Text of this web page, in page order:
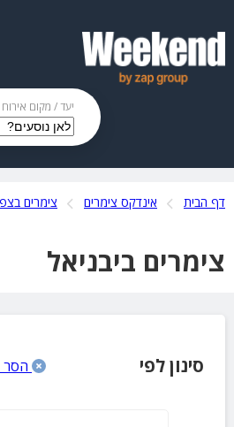
יעד / מקום אירוח
דף הבית אינדקס צימרים צימרים
צימרים ביבניאל
סינון לפי הסר